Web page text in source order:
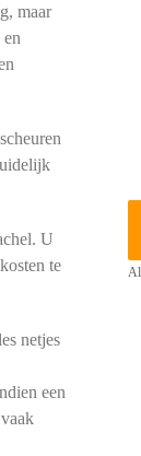
maar
U
te
netjes
een